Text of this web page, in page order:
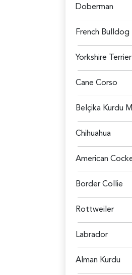
Doberman
French Bulldog
Yorkshire Terrier
Cane Corso
Chihuahua
Border Collie
Rottweiler
Labrador
Alman Kurdu